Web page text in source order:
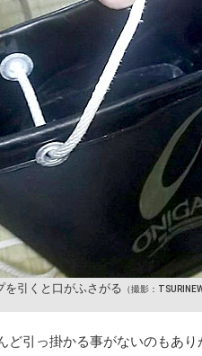
を引くと口がふさがる （撮影：
ど引っ掛かる事がないのもあ